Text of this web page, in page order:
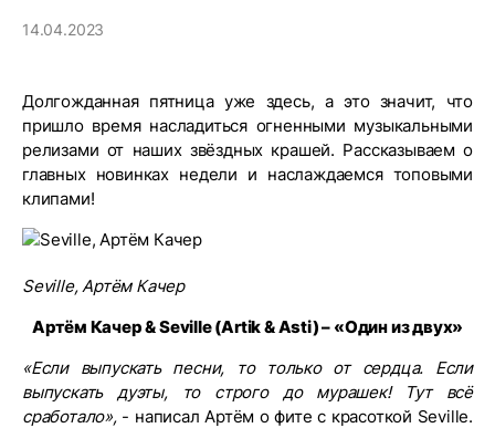
14.04.2023
Долгожданная пятница уже здесь, а это значит, что
пришло время насладиться огненными музыкальными
релизами от наших звёздных крашей. Рассказываем о
главных новинках недели и наслаждаемся топовыми
клипами!
Seville, Артём Качер
Артём Качер & Seville (Artik & Asti) – «Один из двух»
«Если выпускать песни, то только от сердца. Если
выпускать дуэты, то строго до мурашек! Тут всё
сработало»,- написал Артём о фите с красоткой Seville.